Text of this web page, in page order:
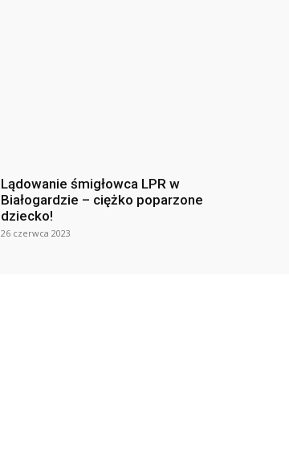
Lądowanie śmigłowca LPR w
Białogardzie – ciężko poparzone
dziecko!
26 czerwca 2023